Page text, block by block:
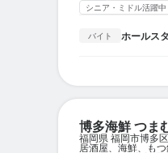
シニア・ミドル活躍中
バイト ホールス
博多海鮮 つま
福岡県 福岡市博多区
居酒屋、海鮮、も